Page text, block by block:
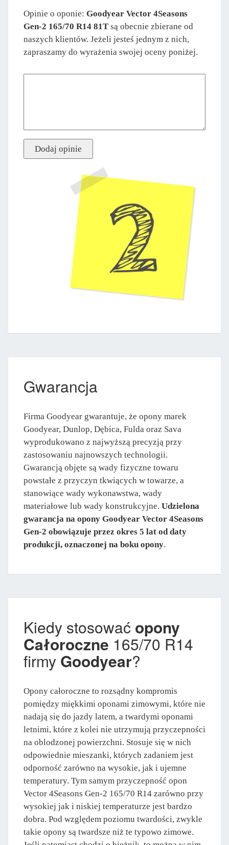
Opinie o oponie: Goodyear Vector 4Seasons
Gen-2 165/70 R14 81T są obecnie zbierane od
naszych klientów. Jeżeli jesteś jednym z nich,
zapraszamy do wyrażenia swojej oceny poniżej.
Gwarancja
Firma Goodyear gwarantuje, że opony marek
Goodyear, Dunlop, Dębica, Fulda oraz Sava
wyprodukowano z najwyższą precyzją przy
zastosowaniu najnowszych technologii.
Gwarancją objęte są wady fizyczne towaru
powstałe z przyczyn tkwiących w towarze, a
stanowiące wady wykonawstwa, wady
materiałowe lub wady konstrukcyjne. Udzielona
gwarancja na opony Goodyear Vector 4Seasons
Gen-2 obowiązuje przez okres 5 lat od daty
produkcji, oznaczonej na boku opony.
Kiedy stosować opony
Całoroczne 165/70 R14
firmy Goodyear?
Opony całoroczne to rozsądny kompromis
pomiędzy miękkimi oponami zimowymi, które nie
nadają się do jazdy latem, a twardymi oponami
letnimi, które z kolei nie utrzymują przyczepności
na oblodzonej powierzchni. Stosuje się w nich
odpowiednie mieszanki, których zadaniem jest
odporność zarówno na wysokie, jak i ujemne
temperatury. Tym samym przyczepność opon
Vector 4Seasons Gen-2 165/70 R14 zarówno przy
wysokiej jak i niskiej temperaturze jest bardzo
dobra. Pod względem poziomu twardości, zwykle
takie opony są twardsze niż te typowo zimowe.